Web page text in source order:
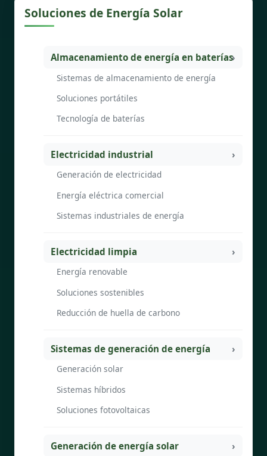
Soluciones de Energía Solar
Almacenamiento de energía en baterías
Sistemas de almacenamiento de energía
Soluciones portátiles
Tecnología de baterías
Electricidad industrial
Generación de electricidad
Energía eléctrica comercial
Sistemas industriales de energía
Electricidad limpia
Energía renovable
Soluciones sostenibles
Reducción de huella de carbono
Sistemas de generación de energía
Generación solar
Sistemas híbridos
Soluciones fotovoltaicas
Generación de energía solar